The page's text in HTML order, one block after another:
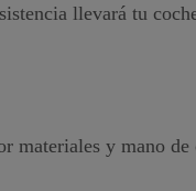
llevará tu
materiales y mano